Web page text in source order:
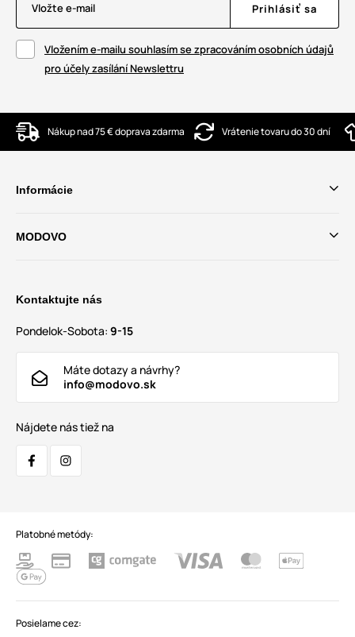
Vložte e-mail Prihlásiť sa
Vložením e-mailu souhlasím se zpracováním osobních údajů
pro účely zasílání Newslettru
Nákup nad 75 € doprava zdarma Vrátenie tovaru do 30 dní
Informácie
MODOVO
Kontaktujte nás
Pondelok-Sobota: 9-15
Máte dotazy a návrhy?
info@modovo.sk
Nájdete nás tiež na
Platobné metódy:
Posielame cez: